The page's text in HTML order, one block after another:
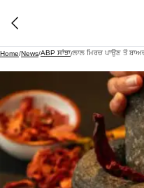
Home/News/ABP ਸਾਂਝਾ/